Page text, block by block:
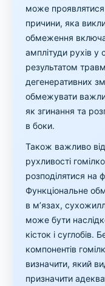
може
причини, яка
обмеження
амплітуди рухів
результатом
дегенеративних
обмежувати
як згинання та
в боки.
Також важливо
рухливості
розподілятися на
Функціональне
в м’язах,
може бути
кісток і суглобів.
компонентів
визначити, який
призначити